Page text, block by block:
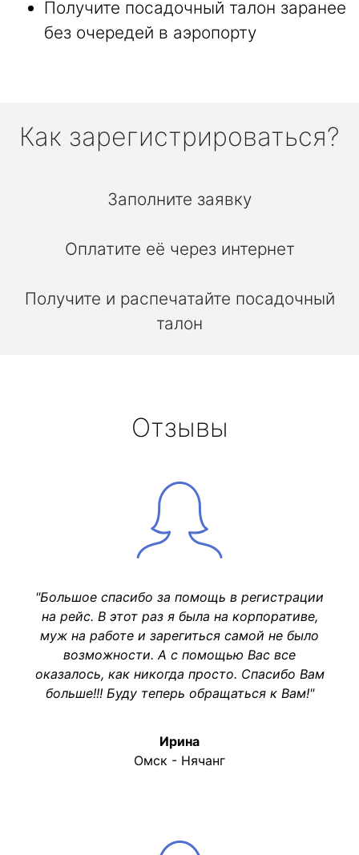
Получите посадочный талон заранее
без очередей в аэропорту
Как зарегистрироваться?
Заполните заявку
Оплатите её через интернет
Получите и распечатайте посадочный
талон
Отзывы
"Большое спасибо за помощь в регистрации
на рейс. В этот раз я была на корпоративе,
муж на работе и зарегиться самой не было
возможности. А с помощью Вас все
оказалось, как никогда просто. Спасибо Вам
больше!!! Буду теперь обращаться к Вам!"
Ирина
Омск - Нячанг